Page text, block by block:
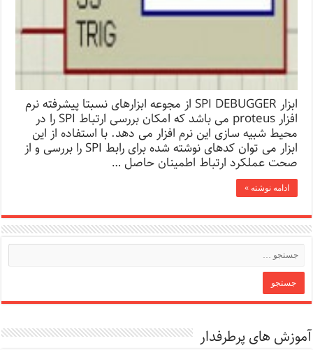
ابزار SPI DEBUGGER از مجوعه ابزارهای نسبتا پیشرفته نرم
افزار proteus می باشد که امکان بررسی ارتباط SPI را در
محیط شبیه سازی این نرم افزار می دهد. با استفاده از این
ابزار می توان کدهای نوشته شده برای رابط SPI را بررسی و از
صحت عملکرد ارتباط اطمینان حاصل …
ادامه نوشته »
آموزش های پرطرفدار